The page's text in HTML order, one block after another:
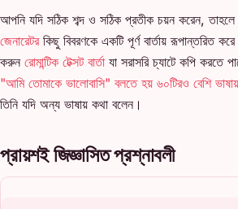
আপনি যদি সঠিক শব্দ ও সঠিক প্রতীক চয়ন করেন,
জেনারেটরকিছু বিবরণকে একটি পূর্ণ বার্তায় রূপান্তরিত
করুন রোমান্টিক টেক্সট বার্তা যা সরাসরি চ্যাটে কপি করতে
"আমি তোমাকে ভালোবাসি" বলতে হয় ৬০টিরও বেশি ভাষায়
তিনি যদি অন্য ভাষায় কথা বলেন।
প্রায়শই জিজ্ঞাসিত প্রশ্নাবলী